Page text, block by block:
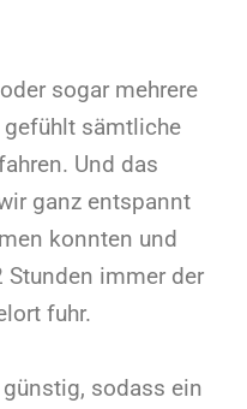
sogar mehrere
gefühlt sämtliche
Und das
ganz entspannt
konnten und
Stunden immer der
fuhr.
sodass ein